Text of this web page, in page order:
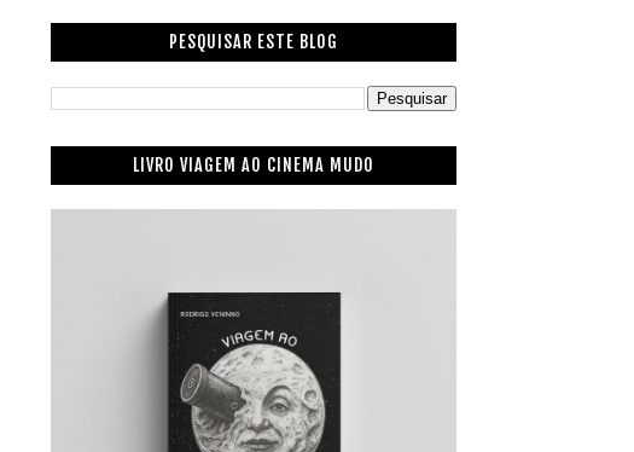
PESQUISAR ESTE BLOG
LIVRO VIAGEM AO CINEMA MUDO